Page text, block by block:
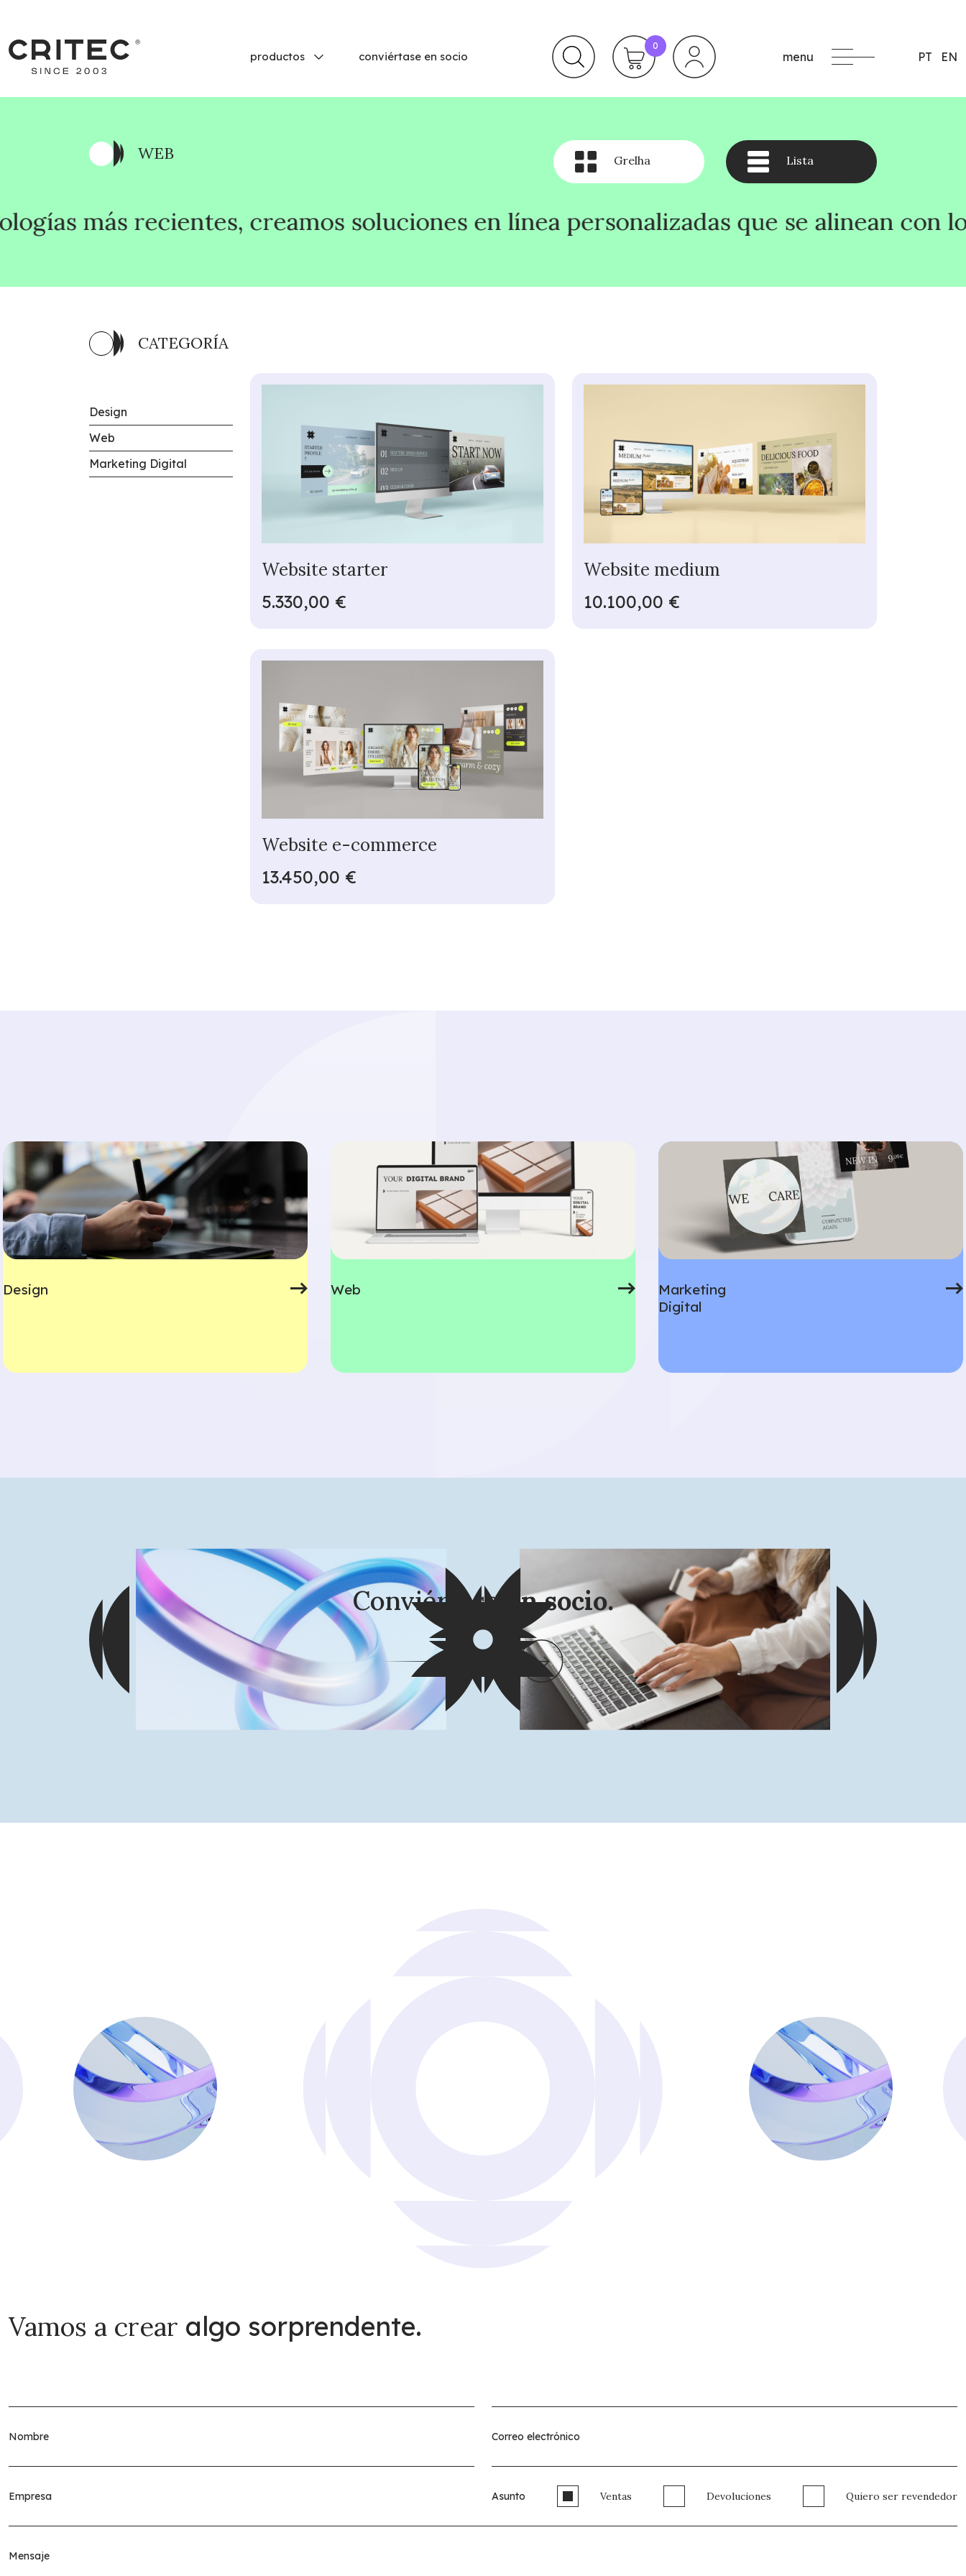
productos conviértase en socio
0
menu PT EN
¿Qué busca?
WEB Grelha Lista
creamos soluciones en línea personalizadas que se alinean con los objetivos
CATEGORÍA
Design
Web
Marketing Digital
Website starter
5.330,00 €
Website medium
10.100,00 €
Website e-commerce
13.450,00 €
Design Web
Marketing
Digital
Conviértase en socio.
Vamos a crear algo sorprendente.
Asunto Ventas Devoluciones Quiero ser revendedor